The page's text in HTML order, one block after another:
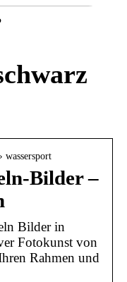
wassersport
Bilder –
Bilder in
Fotokunst von
Rahmen und